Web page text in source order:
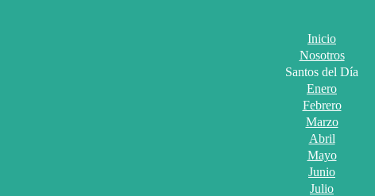
Inicio
Nosotros
Santos del Día
Enero
Febrero
Marzo
Abril
Mayo
Junio
Julio